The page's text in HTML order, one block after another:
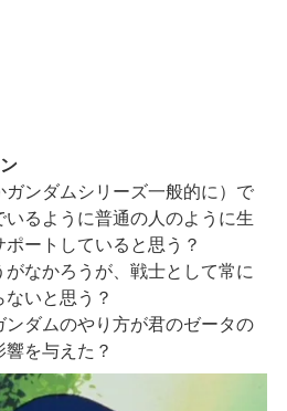
ンダムシリーズ一般的に）で
るように普通の人のように生
ートしていると思う？
なかろうが、戦士として常に
いと思う？
ンダムのやり方が君のゼータの
を与えた？